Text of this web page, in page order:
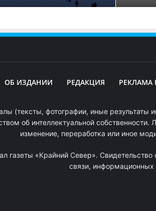
ОБ ИЗДАНИИ РЕДАКЦИЯ РЕКЛАМА
(тексты, фотографии, иные результаты
об интеллектуальной
изменение, переработка или иное
газеты «Крайний Север».
связи, информационных